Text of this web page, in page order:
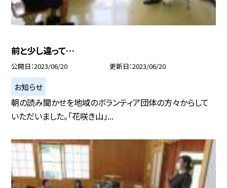
前と少し違って…
公開日 2023/06/20 更新日 2023/06/20
お知らせ
朝の読み聞かせを地域のボランティア団体の方々からして
いただいました。「花咲き山」...